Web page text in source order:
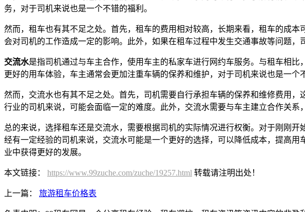
务，对于司机来说也是一个不错的福利。
然而，租车也有其不足之处。首先，租车的费用相对较高，长期来看，租车的成
会对司机的工作造成一定的影响。此外，如果在租车过程中发生交通事故等问题，
交流水是指司机通过与车主合作，使用车主的私家车进行网约车服务。与租车相
更好的用车体验，车主通常会更加注重车辆的保养和维护，对于司机来说也是一个
然而，交流水也有其不足之处。首先，司机需要自行承担车辆的保养和维修费用
行业的司机来说，可能会面临一定的难度。此外，交流水需要与车主建立合作关系
总的来说，选择租车还是交流水，需要根据司机的实际情况进行权衡。对于刚刚
经有一定经验的司机来说，交流水可能是一个更好的选择，可以降低成本，提高
业中获得更好的发展。
本文链接： https://www.99zuche.com/zuche/19257.html 转载请注明出处！
上一篇： 旅游租车价格表